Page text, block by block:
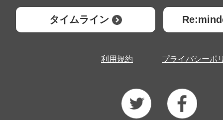
タイムライン
利用規約 プライバシーポ